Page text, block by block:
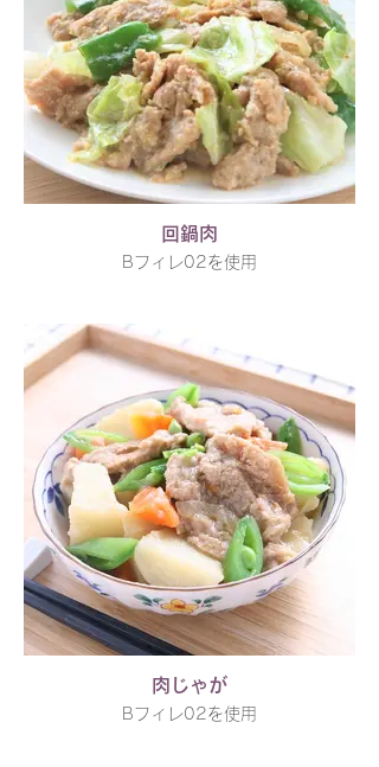
回鍋肉
Bフィレ02を使用
肉じゃが
Bフィレ02を使用